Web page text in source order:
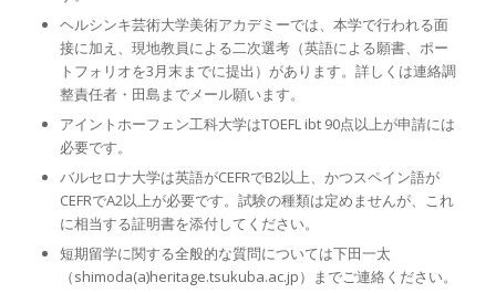
ヘルシンキ芸術大学美術アカデミーでは、本学で行われる面
接に加え、現地教員による二次選考（英語による願書、ポー
トフォリオを3月末までに提出）があります。詳しくは連絡調
整責任者・田島までメール願います。
アイントホーフェン工科大学はTOEFL ibt 90点以上が申請には
必要です。
バルセロナ大学は英語がCEFRでB2以上、かつスペイン語が
CEFRでA2以上が必要です。試験の種類は定めませんが、これ
に相当する証明書を添付してください。
短期留学に関する全般的な質問については下田一太
（shimoda(a)heritage.tsukuba.ac.jp）までご連絡ください。